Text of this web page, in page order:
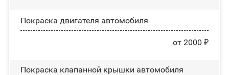
Покраска двигателя автомобиля
от 2000 ₽
Покраска клапанной крышки автомобиля